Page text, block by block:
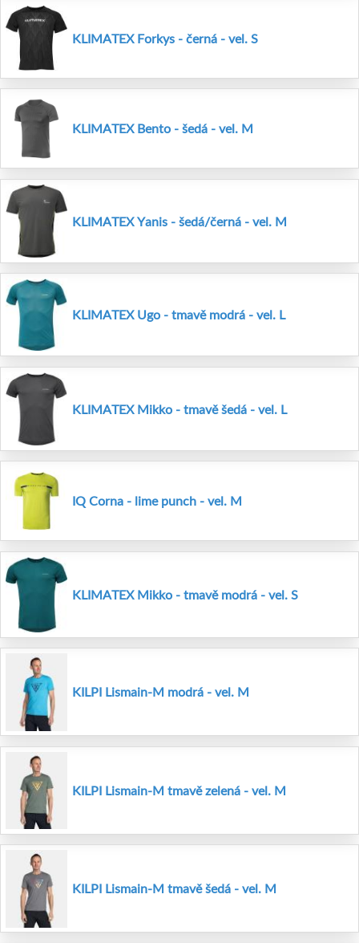
KLIMATEX Forkys - černá - vel. S
KLIMATEX Bento - šedá - vel. M
KLIMATEX Yanis - šedá/černá - vel. M
KLIMATEX Ugo - tmavě modrá - vel. L
KLIMATEX Mikko - tmavě šedá - vel. L
IQ Corna - lime punch - vel. M
KLIMATEX Mikko - tmavě modrá - vel. S
KILPI Lismain-M modrá - vel. M
KILPI Lismain-M tmavě zelená - vel. M
KILPI Lismain-M tmavě šedá - vel. M